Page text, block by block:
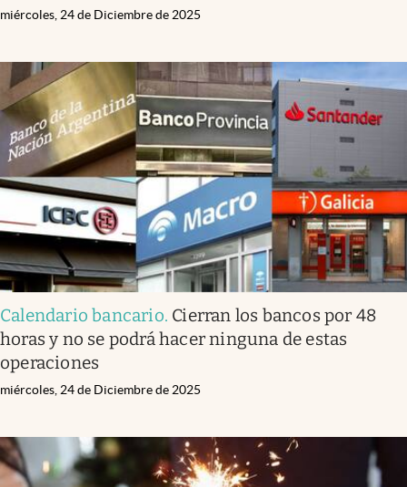
miércoles, 24 de Diciembre de 2025
Calendario bancario. Cierran los bancos por 48
horas y no se podrá hacer ninguna de estas
operaciones
miércoles, 24 de Diciembre de 2025